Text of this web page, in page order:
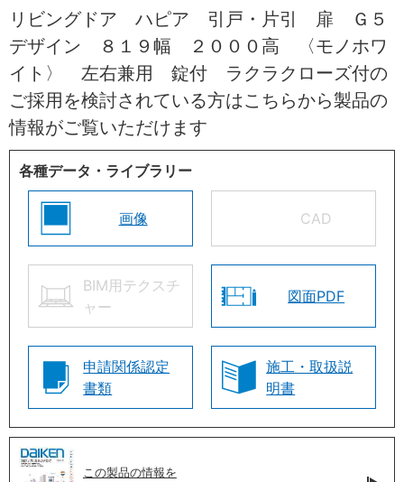
リビングドア ハピア 引戸・片引 扉 Ｇ５
デザイン ８１９幅 ２０００高 〈モノホワ
イト〉 左右兼用 錠付 ラクラクローズ付の
ご採用を検討されている方はこちらから製品の
情報がご覧いただけます
各種データ・ライブラリー
画像 CAD
BIM用テクスチ
ャー
図面PDF
申請関係認定
書類
施工・取扱説
明書
この製品の情報を